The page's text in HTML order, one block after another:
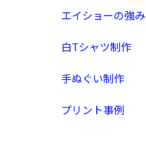
エイショーの強み
白Tシャツ制作
手ぬぐい制作
プリント事例